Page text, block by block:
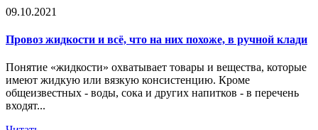
09.10.2021
Провоз жидкости и всё, что на них похоже, в ручной клади
Понятие «жидкости» охватывает товары и вещества, которые
имеют жидкую или вязкую консистенцию. Кроме
общеизвестных - воды, сока и других напитков - в перечень
входят...